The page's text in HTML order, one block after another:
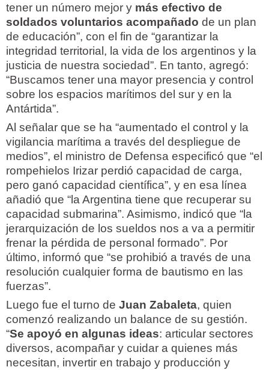
tener un número mejor y más efectivo de
soldados voluntarios acompañado de un plan
de educación”, con el fin de “garantizar la
integridad territorial, la vida de los argentinos y la
justicia de nuestra sociedad”. En tanto, agregó:
“Buscamos tener una mayor presencia y control
sobre los espacios marítimos del sur y en la
Antártida”.
Al señalar que se ha “aumentado el control y la
vigilancia marítima a través del despliegue de
medios”, el ministro de Defensa especificó que “el
rompehielos Irizar perdió capacidad de carga,
pero ganó capacidad científica”, y en esa línea
añadió que “la Argentina tiene que recuperar su
capacidad submarina”. Asimismo, indicó que “la
jerarquización de los sueldos nos a va a permitir
frenar la pérdida de personal formado”. Por
último, informó que “se prohibió a través de una
resolución cualquier forma de bautismo en las
fuerzas”.
Luego fue el turno de Juan Zabaleta, quien
comenzó realizando un balance de su gestión.
“Se apoyó en algunas ideas: articular sectores
diversos, acompañar y cuidar a quienes más
necesitan, invertir en trabajo y producción y